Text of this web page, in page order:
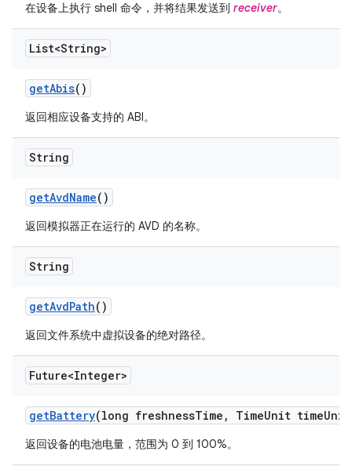
在设备上执行 shell 命令，并将结果发送到 receiver。
List<String>
getAbis()
返回相应设备支持的 ABI。
String
getAvdName()
返回模拟器正在运行的 AVD 的名称。
String
getAvdPath()
返回文件系统中虚拟设备的绝对路径。
Future<Integer>
getBattery(long freshnessTime , TimeUnit time
返回设备的电池电量，范围为 0 到 100%。